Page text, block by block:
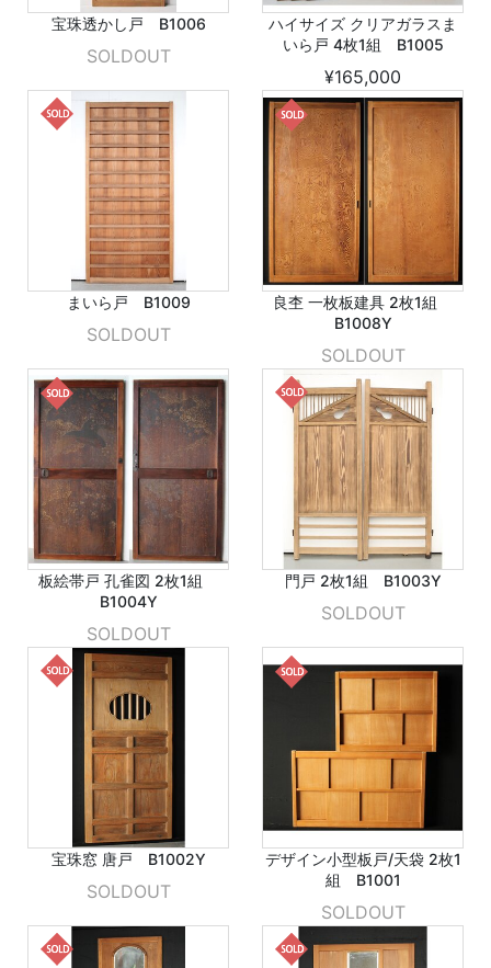
宝珠透かし戸 B1006
SOLDOUT
ハイサイズ クリアガラスま
いら戸 4枚1組 B1005
¥165,000
まいら戸 B1009
SOLDOUT
良杢 一枚板建具 2枚1組
B1008Y
SOLDOUT
板絵帯戸 孔雀図 2枚1組
B1004Y
SOLDOUT
門戸 2枚1組 B1003Y
SOLDOUT
宝珠窓 唐戸 B1002Y
SOLDOUT
デザイン小型板戸/天袋 2枚1
組 B1001
SOLDOUT